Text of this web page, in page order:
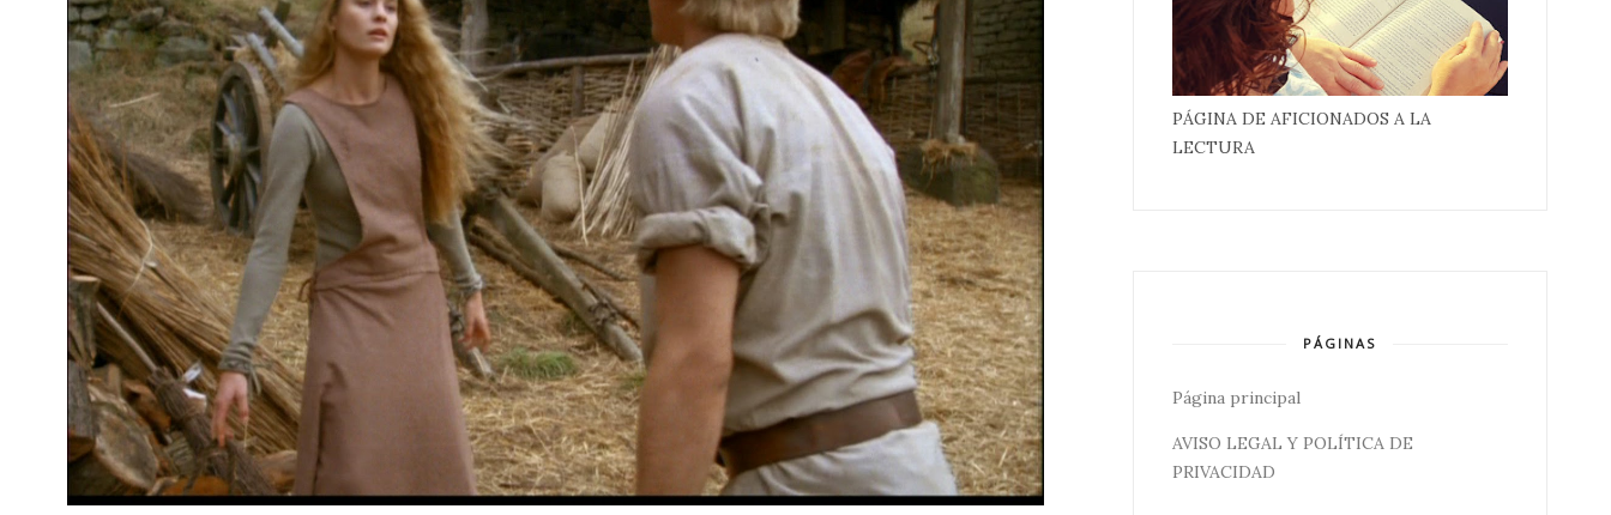
PÁGINA DE AFICIONADOS A LA
LECTURA
PÁGINAS
Página principal
AVISO LEGAL Y POLÍTICA DE
PRIVACIDAD